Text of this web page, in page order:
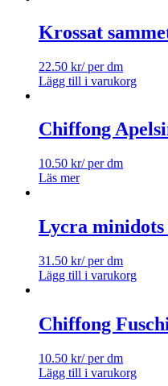
Krossat
22.50 kr/ per dm
Lägg till i varukorg
Chiffong
10.50 kr/ per dm
Läs mer
Lycra
31.50 kr/ per dm
Lägg till i varukorg
Chiffong
10.50 kr/ per dm
Lägg till i varukorg